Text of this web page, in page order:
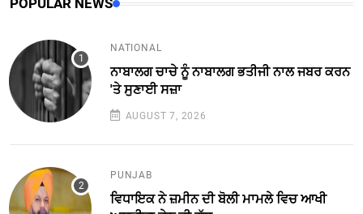
POPULAR NEWS
NATIONAL
ਨਾਬਾਲਗ ਚਾਚੇ ਨੂੰ ਨਾਬਾਲਗ ਭਤੀਜੀ ਨਾਲ ਜਬਰ ਕਰਨ
'ਤੇ ਸੁਣਾਈ ਸਜ਼ਾ
AUGUST 7, 2026
PUNJAB
ਵਿਧਾਇਕ ਨੇ ਜ਼ਮੀਨ ਦੀ ਬੋਲੀ ਮਾਮਲੇ ਵਿਚ ਆਖੀ